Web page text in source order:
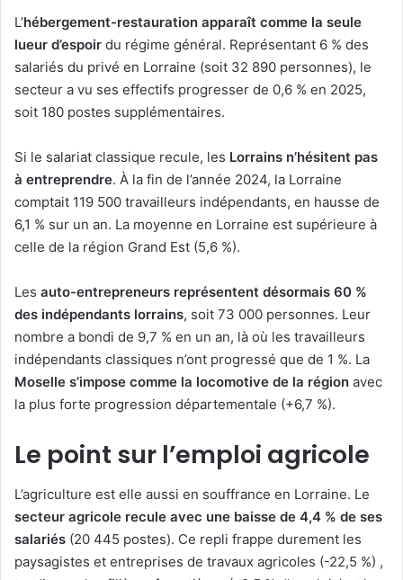
L’hébergement-restauration apparaît comme la seule
lueur d’espoir du régime général. Représentant 6 % des
salariés du privé en Lorraine (soit 32 890 personnes), le
secteur a vu ses effectifs progresser de 0,6 % en 2025,
soit 180 postes supplémentaires.
Si le salariat classique recule, les Lorrains n’hésitent pas
à entreprendre. À la fin de l’année 2024, la Lorraine
comptait 119 500 travailleurs indépendants, en hausse de
6,1 % sur un an. La moyenne en Lorraine est supérieure à
celle de la région Grand Est (5,6 %).
Les auto-entrepreneurs représentent désormais 60 %
des indépendants lorrains, soit 73 000 personnes. Leur
nombre a bondi de 9,7 % en un an, là où les travailleurs
indépendants classiques n’ont progressé que de 1 %. La
Moselle s’impose comme la locomotive de la région avec
la plus forte progression départementale (+6,7 %).
Le point sur l’emploi agricole
L’agriculture est elle aussi en souffrance en Lorraine. Le
secteur agricole recule avec une baisse de 4,4 % de ses
salariés (20 445 postes). Ce repli frappe durement les
paysagistes et entreprises de travaux agricoles (-22,5 %) ,